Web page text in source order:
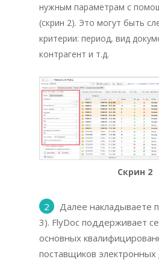
нужным параметрам с
(скрин 2). Это могут быть
критерии: период, вид
контрагент и т.д.
Скрин 2
2
Далее накладываете
3). FlyDoc поддерживает
основных
поставщиков